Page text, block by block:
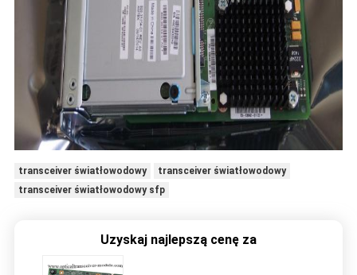
transceiver światłowodowy
transceiver światłowodowy
transceiver światłowodowy sfp
Uzyskaj najlepszą cenę za